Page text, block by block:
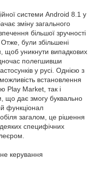
системи Android 8.1 у
зміну загального
більшої зручності
Отже, були збільшені
щоб уникнути випадкових
полегшивши
у русі. Однією з
встановлення
Play Market, так і
що дає змогу буквально
функціонал
загалом, це рішення
специфічних
керування